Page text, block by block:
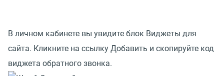
В личном кабинете вы увидите блок Виджеты для
сайта. Кликните на ссылку Добавить и скопируйте код
виджета обратного звонка.